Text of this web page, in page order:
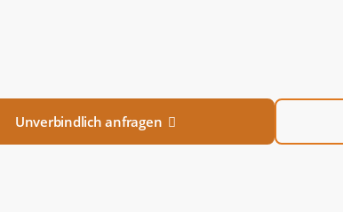
Unverbindlich anfragen